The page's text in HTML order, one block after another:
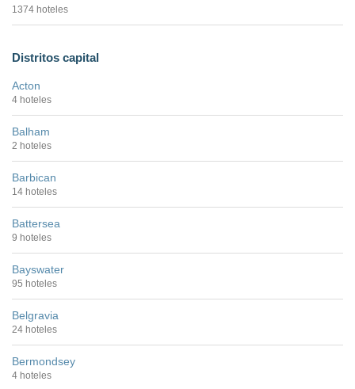
1374 hoteles
Distritos capital
Acton
4 hoteles
Balham
2 hoteles
Barbican
14 hoteles
Battersea
9 hoteles
Bayswater
95 hoteles
Belgravia
24 hoteles
Bermondsey
4 hoteles